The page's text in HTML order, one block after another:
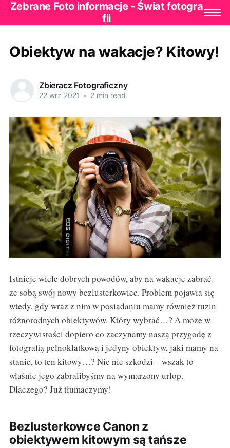
Zebrane Foto informacje - Świat fotogra
fii
Obiektyw na wakacje? Kitowy!
Zbieracz Fotograficzny
22 wrz 2021 • 2 min read
Istnieje wiele dobrych powodów, aby na wakacje zabrać
ze sobą swój nowy bezlusterkowiec. Problem pojawia się
wtedy, gdy wraz z nim w posiadaniu mamy również tuzin
różnorodnych obiektywów. Który wybrać…? A może w
rzeczywistości dopiero co zaczynamy naszą przygodę z
fotografią pełnoklatkową i jedyny obiektyw, jaki mamy na
stanie, to ten kitowy…? Nic nie szkodzi – wszak to
właśnie jego zabralibyśmy na wymarzony urlop.
Dlaczego? Już tłumaczymy!
Bezlusterkowce Canon z
obiektywem kitowym są tańsze